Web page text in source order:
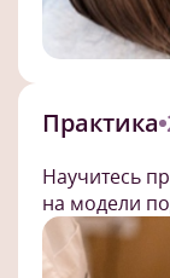
Практика
Научитесь
на модели